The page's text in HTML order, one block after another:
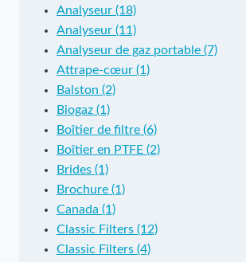
Analyseur (18)
Analyseur (11)
Analyseur de gaz portable (7)
Attrape-cœur (1)
Balston (2)
Biogaz (1)
Boîtier de filtre (6)
Boîtier en PTFE (2)
Brides (1)
Brochure (1)
Canada (1)
Classic Filters (12)
Classic Filters (4)